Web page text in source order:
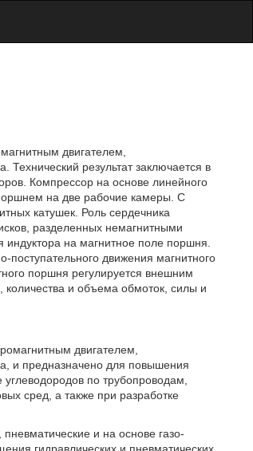
двигателем,
результат заключается в
Компрессор на основе линейного
на две рабочие камеры. С
катушек. Роль сердечника
разделенных немагнитными
индуктора на магнитное поле поршня.
поступательного движения магнитного
поршня регулируется внешним
и объема обмоток, силы и
двигателем,
и предназначено для повышения
по трубопроводам,
сред, а также при разработке
и на основе газо-